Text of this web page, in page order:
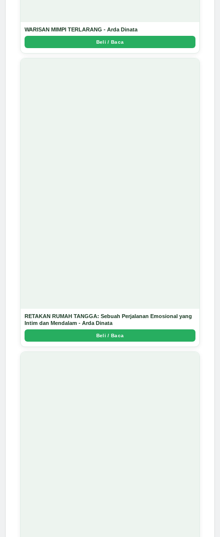
WARISAN MIMPI TERLARANG - Arda Dinata
Beli / Baca
RETAKAN RUMAH TANGGA: Sebuah Perjalanan Emosional yang
Intim dan Mendalam - Arda Dinata
Beli / Baca